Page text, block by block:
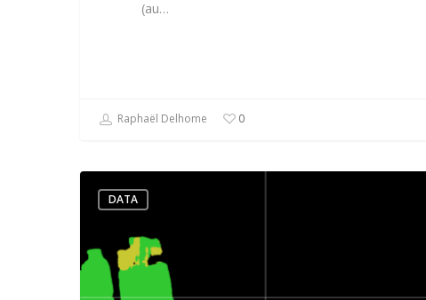
(au…
Raphaël Delhome 0
DATA